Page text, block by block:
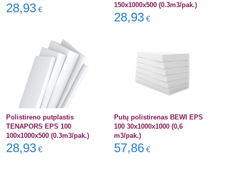
28,93 €
150x1000x500 (0.3m3/pak.)
28,93 €
Polistireno putplastis
TENAPORS EPS 100
100x1000x500 (0.3m3/pak.)
28,93 €
Putų polistirenas BEWI EPS
100 30x1000x1000 (0,6
m3/pak.)
57,86 €